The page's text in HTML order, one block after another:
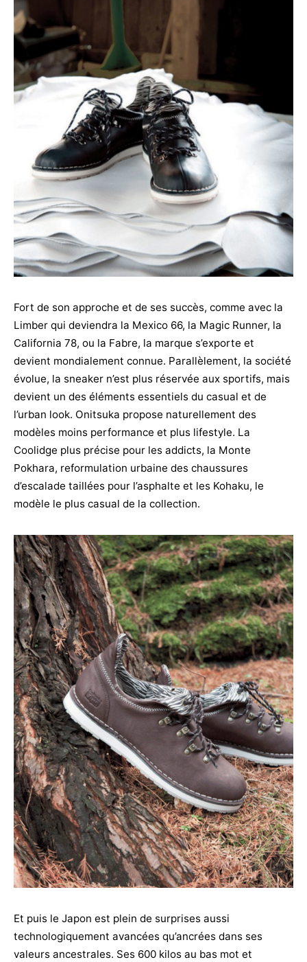
Fort de son approche et de ses succès, comme avec la
Limber qui deviendra la Mexico 66, la Magic Runner, la
California 78, ou la Fabre, la marque s’exporte et
devient mondialement connue. Parallèlement, la société
évolue, la sneaker n’est plus réservée aux sportifs, mais
devient un des éléments essentiels du casual et de
l’urban look. Onitsuka propose naturellement des
modèles moins performance et plus lifestyle. La
Coolidge plus précise pour les addicts, la Monte
Pokhara, reformulation urbaine des chaussures
d’escalade taillées pour l’asphalte et les Kohaku, le
modèle le plus casual de la collection.
Et puis le Japon est plein de surprises aussi
technologiquement avancées qu’ancrées dans ses
valeurs ancestrales. Ses 600 kilos au bas mot et